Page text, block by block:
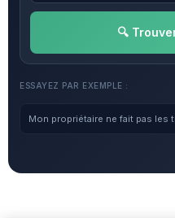
🔍
ESSAYEZ PAR EXEMPLE :
Mon propriétaire ne fait pas les